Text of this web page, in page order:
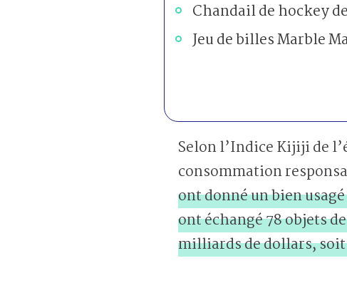
Chandail de hockey
Jeu de billes Marble
Selon l’Indice Kijiji de
consommation
ont donné un bien
ont échangé 78 objets
milliards de dollars, soit